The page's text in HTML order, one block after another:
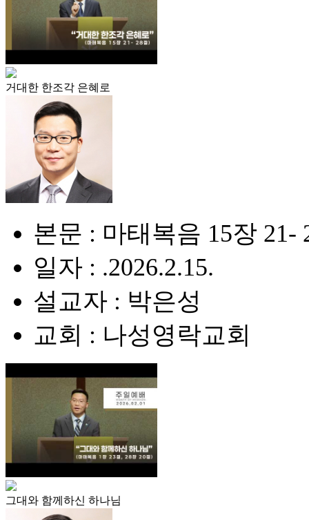
거대한 한조각 은혜로
본문 : 마태복음 15장 21-
일자 : .2026.2.15.
설교자 : 박은성
교회 : 나성영락교회
그대와 함께하신 하나님